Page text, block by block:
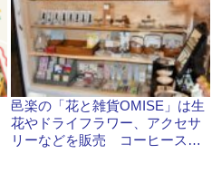
邑楽の「花と雑貨OMISE」は生
花やドライフラワー、アクセサ
リーなどを販売 コーヒースタ